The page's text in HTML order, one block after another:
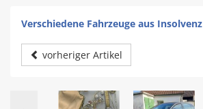
Verschiedene Fahrzeuge aus Insolvenz
vorheriger Artikel